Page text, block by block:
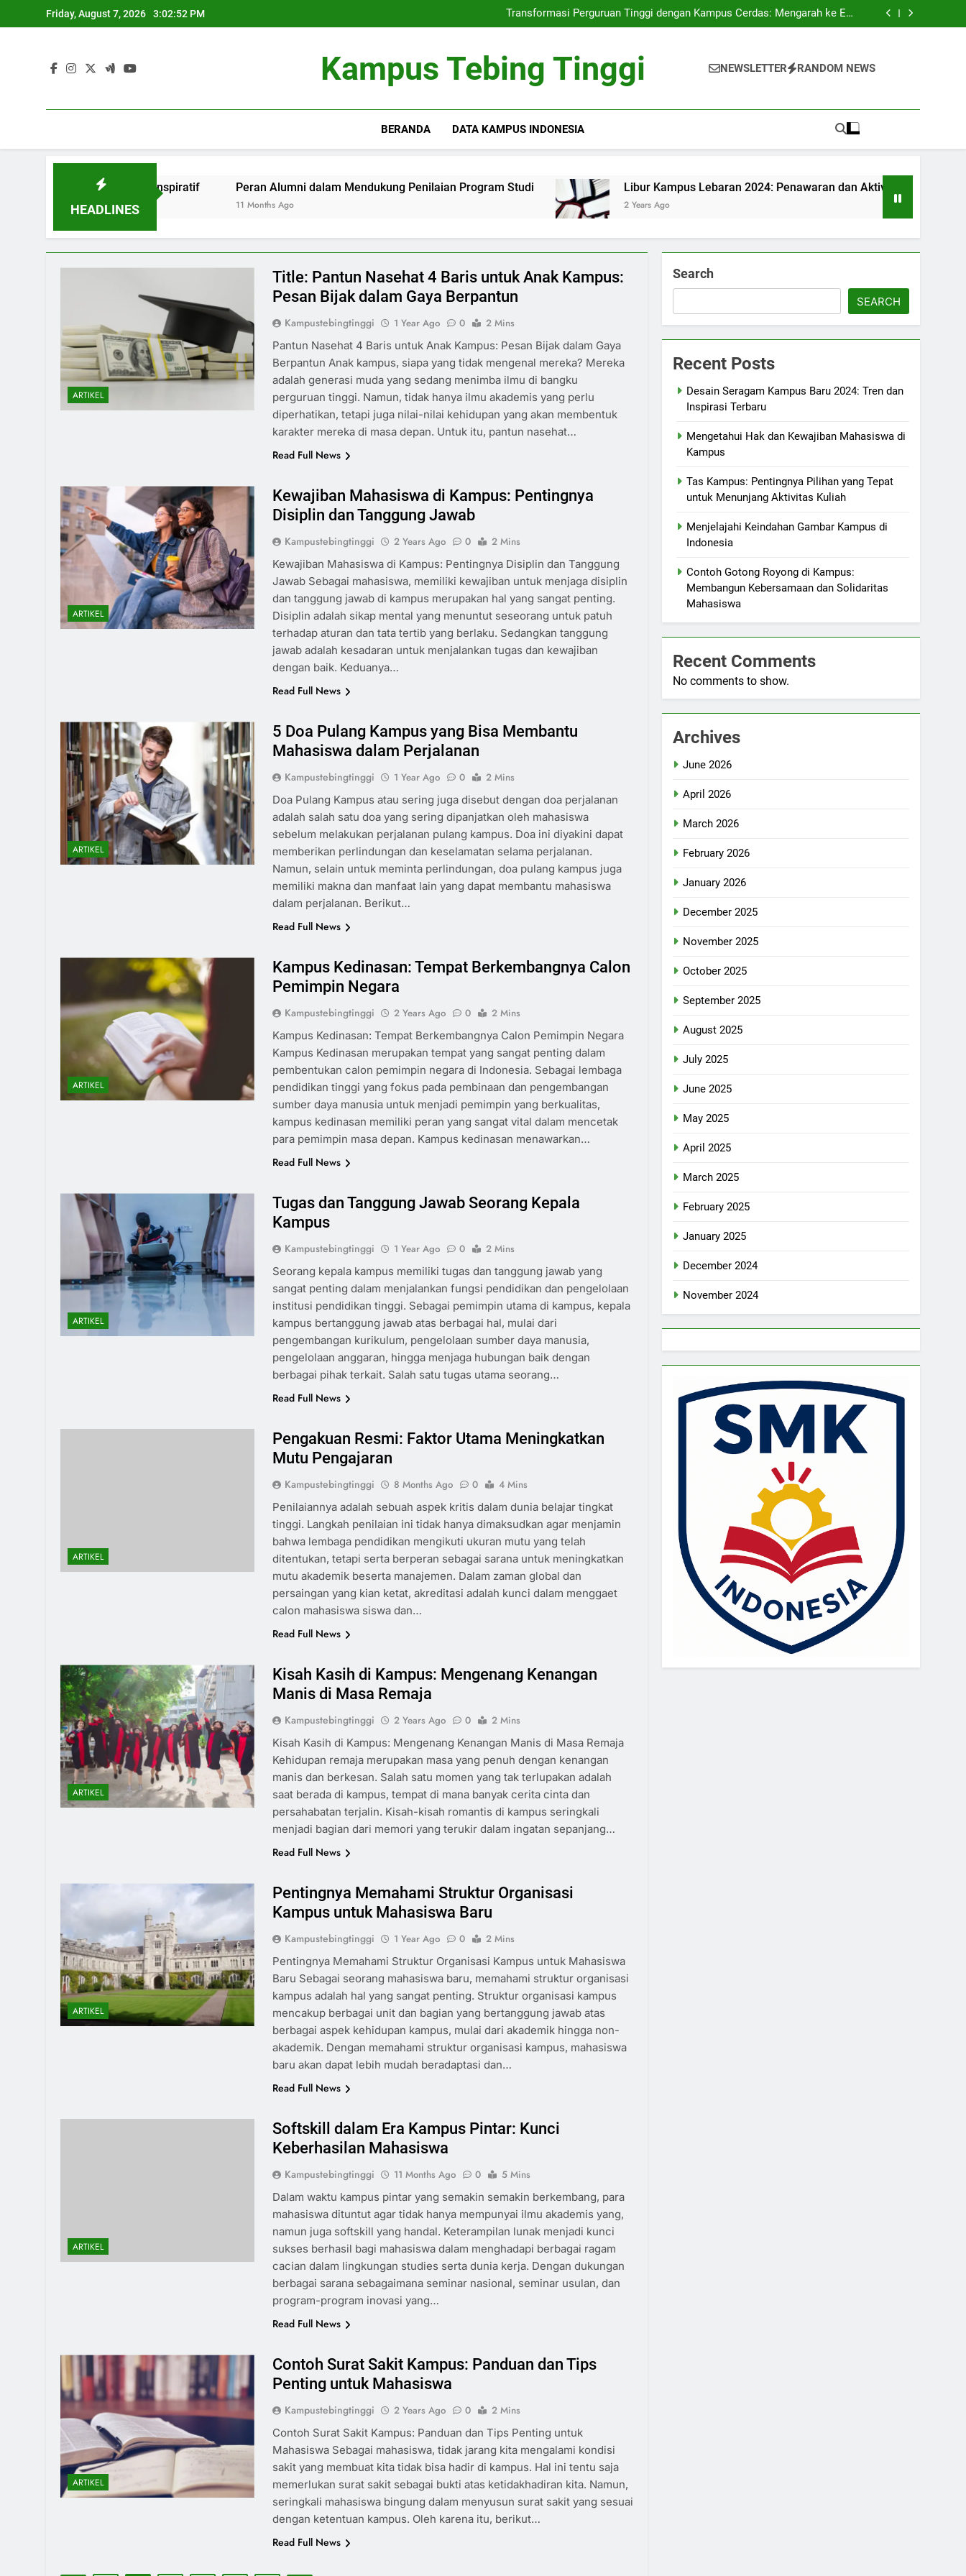
to
Friday, August 7, 2026 3:02:53 PM
Transformasi Perguruan Tinggi dengan Kampus Cerdas: Mengarah ke Era
Modern.
Keberadaan Koperasi dalam Lingkungan Mahasiswa untuk Menghasilkan
Transformasi Perguruan Tinggi dengan Kampus Cerdas: Mengarah ke Era
Keberadaan Koperasi dalam Lingkungan Mahasiswa untuk Menghasilkan
Kampus Tebing Tinggi NEWSLETTER RANDOM NEWS
BERANDA DATA KAMPUS INDONESIA
HEADLINES
yang Inspiratif Peran Alumni dalam Mendukung Penilaian Program Studi Libur Kampus Lebaran 2024: Penawaran dan Aktivitas Menarik untuk Mahasiswa
2 Years Ago
ARTIKEL
Title: Pantun Nasehat 4 Baris untuk Anak Kampus:
Pesan Bijak dalam Gaya Berpantun
Kampustebingtinggi 1 Year Ago 0
2 Mins
Pantun Nasehat 4 Baris untuk Anak Kampus: Pesan Bijak dalam Gaya
Berpantun Anak kampus, siapa yang tidak mengenal mereka? Mereka
adalah generasi muda yang sedang menimba ilmu di bangku
perguruan tinggi. Namun, tidak hanya ilmu akademis yang perlu
diperhatikan, tetapi juga nilai-nilai kehidupan yang akan membentuk
karakter mereka di masa depan. Untuk itu, pantun nasehat…
Read Full News
ARTIKEL
Kewajiban Mahasiswa di Kampus: Pentingnya
Disiplin dan Tanggung Jawab
Kampustebingtinggi 2 Years Ago 0
2 Mins
Kewajiban Mahasiswa di Kampus: Pentingnya Disiplin dan Tanggung
Jawab Sebagai mahasiswa, memiliki kewajiban untuk menjaga disiplin
dan tanggung jawab di kampus merupakan hal yang sangat penting.
Disiplin adalah sikap mental yang menuntut seseorang untuk patuh
terhadap aturan dan tata tertib yang berlaku. Sedangkan tanggung
jawab adalah kesadaran untuk menjalankan tugas dan kewajiban
dengan baik. Keduanya…
Read Full News
ARTIKEL
5 Doa Pulang Kampus yang Bisa Membantu
Mahasiswa dalam Perjalanan
Kampustebingtinggi 1 Year Ago 0
2 Mins
Doa Pulang Kampus atau sering juga disebut dengan doa perjalanan
adalah salah satu doa yang sering dipanjatkan oleh mahasiswa
sebelum melakukan perjalanan pulang kampus. Doa ini diyakini dapat
memberikan perlindungan dan keselamatan selama perjalanan.
Namun, selain untuk meminta perlindungan, doa pulang kampus juga
memiliki makna dan manfaat lain yang dapat membantu mahasiswa
dalam perjalanan. Berikut…
Read Full News
ARTIKEL
Kampus Kedinasan: Tempat Berkembangnya Calon
Pemimpin Negara
Kampustebingtinggi 2 Years Ago 0
2 Mins
Kampus Kedinasan: Tempat Berkembangnya Calon Pemimpin Negara
Kampus Kedinasan merupakan tempat yang sangat penting dalam
pembentukan calon pemimpin negara di Indonesia. Sebagai lembaga
pendidikan tinggi yang fokus pada pembinaan dan pengembangan
sumber daya manusia untuk menjadi pemimpin yang berkualitas,
kampus kedinasan memiliki peran yang sangat vital dalam mencetak
para pemimpin masa depan. Kampus kedinasan menawarkan…
Read Full News
ARTIKEL
Tugas dan Tanggung Jawab Seorang Kepala
Kampus
Kampustebingtinggi 1 Year Ago 0
2 Mins
Seorang kepala kampus memiliki tugas dan tanggung jawab yang
sangat penting dalam menjalankan fungsi pendidikan dan pengelolaan
institusi pendidikan tinggi. Sebagai pemimpin utama di kampus, kepala
kampus bertanggung jawab atas berbagai hal, mulai dari
pengembangan kurikulum, pengelolaan sumber daya manusia,
pengelolaan anggaran, hingga menjaga hubungan baik dengan
berbagai pihak terkait. Salah satu tugas utama seorang…
Read Full News
ARTIKEL
Pengakuan Resmi: Faktor Utama Meningkatkan
Mutu Pengajaran
Kampustebingtinggi 8 Months Ago 0
4 Mins
Penilaiannya adalah sebuah aspek kritis dalam dunia belajar tingkat
tinggi. Langkah penilaian ini tidak hanya dimaksudkan agar menjamin
bahwa lembaga pendidikan mengikuti ukuran mutu yang telah
ditentukan, tetapi serta berperan sebagai sarana untuk meningkatkan
mutu akademik beserta manajemen. Dalam zaman global dan
persaingan yang kian ketat, akreditasi adalah kunci dalam menggaet
calon mahasiswa siswa dan…
Read Full News
ARTIKEL
Kisah Kasih di Kampus: Mengenang Kenangan
Manis di Masa Remaja
Kampustebingtinggi 2 Years Ago 0
2 Mins
Kisah Kasih di Kampus: Mengenang Kenangan Manis di Masa Remaja
Kehidupan remaja merupakan masa yang penuh dengan kenangan
manis dan berkesan. Salah satu momen yang tak terlupakan adalah
saat berada di kampus, tempat di mana banyak cerita cinta dan
persahabatan terjalin. Kisah-kisah romantis di kampus seringkali
menjadi bagian dari memori yang terukir dalam ingatan sepanjang…
Read Full News
ARTIKEL
Pentingnya Memahami Struktur Organisasi
Kampus untuk Mahasiswa Baru
Kampustebingtinggi 1 Year Ago 0
2 Mins
Pentingnya Memahami Struktur Organisasi Kampus untuk Mahasiswa
Baru Sebagai seorang mahasiswa baru, memahami struktur organisasi
kampus adalah hal yang sangat penting. Struktur organisasi kampus
mencakup berbagai unit dan bagian yang bertanggung jawab atas
berbagai aspek kehidupan kampus, mulai dari akademik hingga non-
akademik. Dengan memahami struktur organisasi kampus, mahasiswa
baru akan dapat lebih mudah beradaptasi dan…
Read Full News
ARTIKEL
Softskill dalam Era Kampus Pintar: Kunci
Keberhasilan Mahasiswa
Kampustebingtinggi 11 Months Ago 0
5 Mins
Dalam waktu kampus pintar yang semakin semakin berkembang, para
mahasiswa dituntut agar tidak hanya mempunyai ilmu akademis yang,
namun juga softskill yang handal. Keterampilan lunak menjadi kunci
sukses berhasil bagi mahasiswa dalam menghadapi berbagai ragam
cacian dalam lingkungan studies serta dunia kerja. Dengan dukungan
berbagai sarana sebagaimana seminar nasional, seminar usulan, dan
program-program inovasi yang…
Read Full News
ARTIKEL
Contoh Surat Sakit Kampus: Panduan dan Tips
Penting untuk Mahasiswa
Kampustebingtinggi 2 Years Ago 0
2 Mins
Contoh Surat Sakit Kampus: Panduan dan Tips Penting untuk
Mahasiswa Sebagai mahasiswa, tidak jarang kita mengalami kondisi
sakit yang membuat kita tidak bisa hadir di kampus. Hal ini tentu saja
memerlukan surat sakit sebagai bukti atas ketidakhadiran kita. Namun,
seringkali mahasiswa bingung dalam menyusun surat sakit yang sesuai
dengan ketentuan kampus. Oleh karena itu, berikut…
Read Full News
Search
SEARCH
Recent Posts
Desain Seragam Kampus Baru 2024: Tren dan
Inspirasi Terbaru
Mengetahui Hak dan Kewajiban Mahasiswa di
Kampus
Tas Kampus: Pentingnya Pilihan yang Tepat
untuk Menunjang Aktivitas Kuliah
Menjelajahi Keindahan Gambar Kampus di
Indonesia
Contoh Gotong Royong di Kampus:
Membangun Kebersamaan dan Solidaritas
Mahasiswa
Recent Comments
No comments to show.
Archives
June 2026
April 2026
March 2026
February 2026
January 2026
December 2025
November 2025
October 2025
September 2025
August 2025
July 2025
June 2025
May 2025
April 2025
March 2025
February 2025
January 2025
December 2024
November 2024